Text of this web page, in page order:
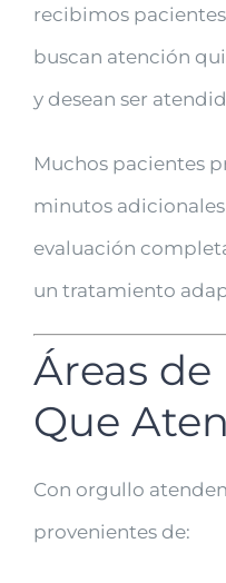
recibimos
buscan atención
y desean ser
Muchos pacientes
minutos
evaluación
un tratamiento
Áreas
Que
Con orgullo
provenientes de: